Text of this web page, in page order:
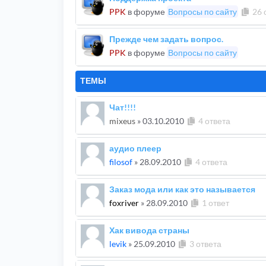
PPK в форуме Вопросы по сайту 26
Прежде чем задать вопрос.
PPK в форуме Вопросы по сайту
ТЕМЫ
Чат!!!!
mixeus »03.10.2010 4 ответа
аудио плеер
filosof » 28.09.2010 4 ответа
Заказ мода или как это называется
foxriver » 28.09.2010 1 ответ
Хак вивода страны
levik » 25.09.2010 3 ответа